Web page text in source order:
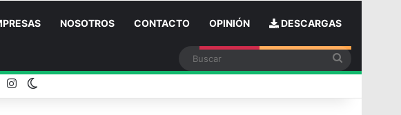
NOSOTROS CONTACTO OPINIÓN DESCARGAS
InstagramSwitch skin